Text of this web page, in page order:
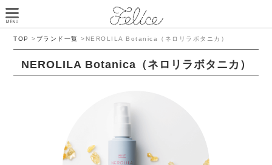
TOP > ブランド一覧 > NEROLILA Botanica（ネロリラボタニカ）
NEROLILA Botanica（ネロリラボタニカ）